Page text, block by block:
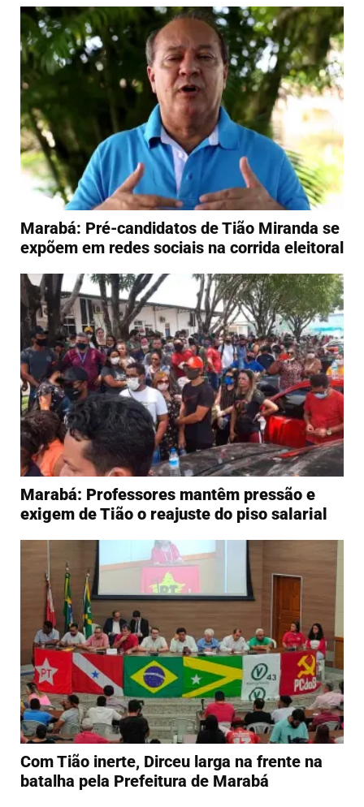
Marabá: Pré-candidatos de Tião Miranda se
expõem em redes sociais na corrida eleitoral
Marabá: Professores mantêm pressão e
exigem de Tião o reajuste do piso salarial
Com Tião inerte, Dirceu larga na frente na
batalha pela Prefeitura de Marabá